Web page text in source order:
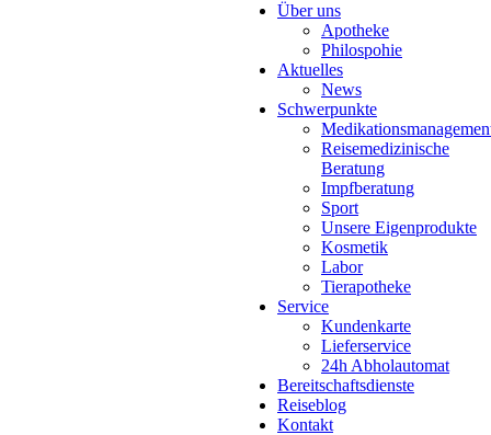
Über uns
Apotheke
Philospohie
Aktuelles
News
Schwerpunkte
Reisemedizinische
Beratung
Impfberatung
Sport
Unsere Eigenprodukte
Kosmetik
Labor
Tierapotheke
Service
Kundenkarte
Lieferservice
24h Abholautomat
Bereitschaftsdienste
Reiseblog
Kontakt